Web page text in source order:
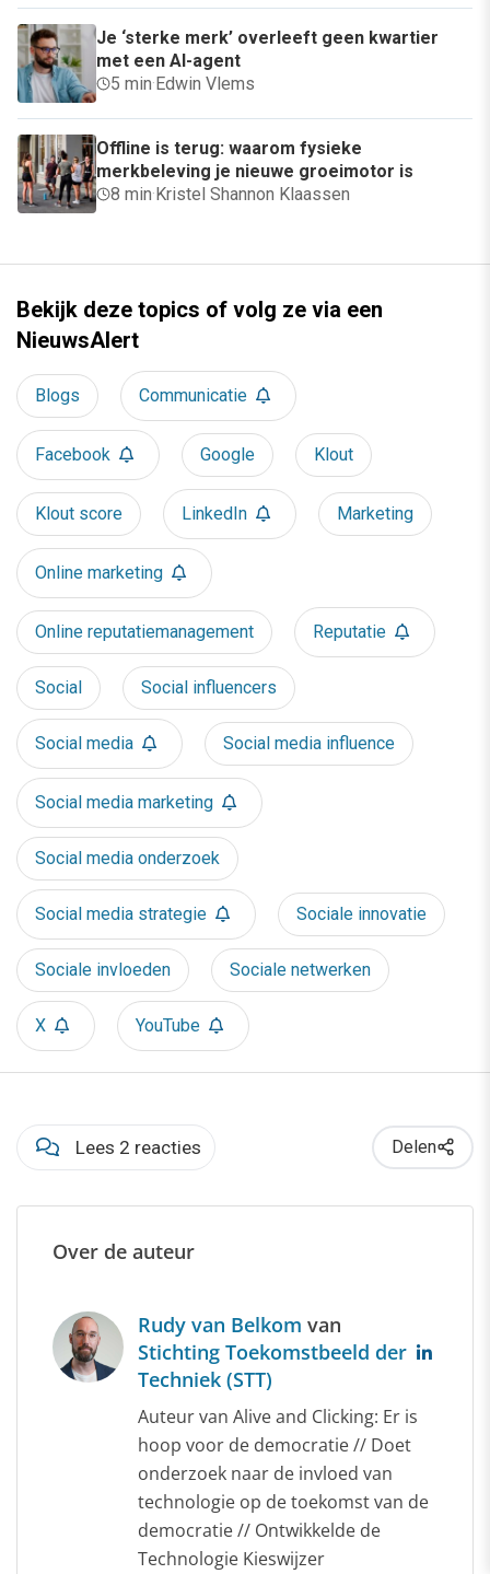
Je ‘sterke merk’ overleeft geen kwartier
met een AI-agent
5 min·Edwin Vlems
Offline is terug: waarom fysieke
merkbeleving je nieuwe groeimotor is
8 min·Kristel Shannon Klaassen
Bekijk deze topics of volg ze via een
NieuwsAlert
Blogs Communicatie
Facebook Google Klout
Klout score LinkedIn Marketing
Online marketing
Online reputatiemanagement Reputatie
Social Social influencers
Social media Social media influence
Social media marketing
Social media onderzoek
Social media strategie Sociale innovatie
Sociale invloeden Sociale netwerken
X YouTube
Lees 2 reacties Delen
Over de auteur
Rudy van Belkom van
Stichting Toekomstbeeld der
Techniek (STT)
Auteur van Alive and Clicking: Er is
hoop voor de democratie // Doet
onderzoek naar de invloed van
technologie op de toekomst van de
democratie // Ontwikkelde de
Technologie Kieswijzer